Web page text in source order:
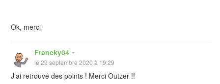
Ok, merci
Francky04
le 29 septembre 2020 à 19:29
J'ai retrouvé des points ! Merci Outzer !!